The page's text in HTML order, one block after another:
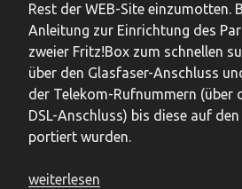
Rest der WEB-Site einzumotten.
Anleitung zur Einrichtung des
zweier Fritz!Box zum schnellen
über den Glasfaser-Anschluss
der Telekom-Rufnummern (über
DSL-Anschluss) bis diese auf
portiert wurden.
„2x
weiterlesen